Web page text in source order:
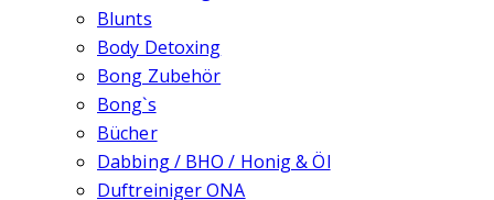
Blunts
Body Detoxing
Bong Zubehör
Bong`s
Bücher
Dabbing / BHO / Honig & Öl
Duftreiniger ONA